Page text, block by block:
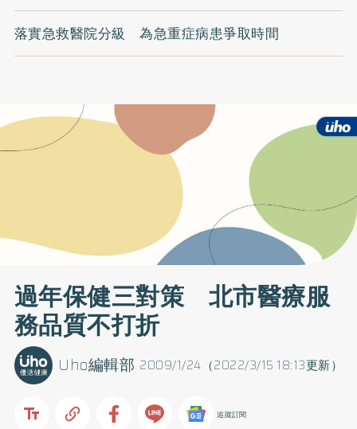
落實急救醫院分級 為急重症病患爭取時間
過年保健三對策 北市醫療服
務品質不打折
2009/1/24（2022/3/15 18:13更新）
Uho編輯部
追蹤訂閱